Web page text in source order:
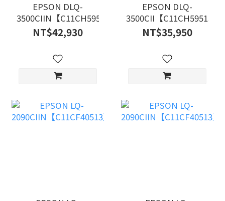
EPSON DLQ-
3500CIIN【C11CH59515】
NT$42,930
EPSON DLQ-
3500CII【C11CH59515】
NT$35,950